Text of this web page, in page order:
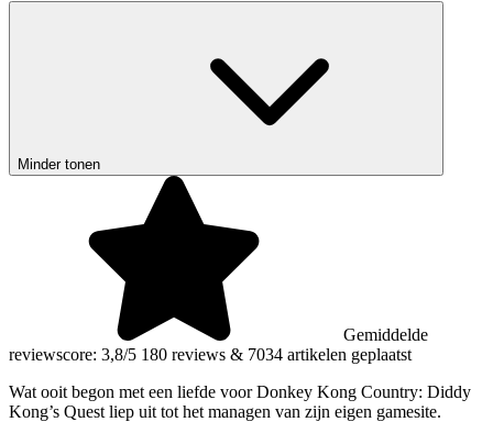
Minder tonen
Gemiddelde
reviewscore: 3,8/5 180 reviews & 7034 artikelen geplaatst
Wat ooit begon met een liefde voor Donkey Kong Country: Diddy
Kong’s Quest liep uit tot het managen van zijn eigen gamesite.